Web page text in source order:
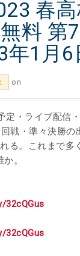
春
料 第
1月6
on
定・ライブ配信
戦・準々決勝
る。これまで多
。
32cQGus
32cQGus